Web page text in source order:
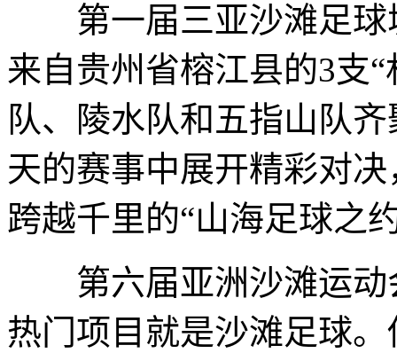
第一届三亚沙滩足球
来自贵州省榕江县的3支
队、陵水队和五指山队
天的赛事中展开精彩对
跨越千里的“山海足球之
第六届亚洲沙滩运动
热门项目就是沙滩足球